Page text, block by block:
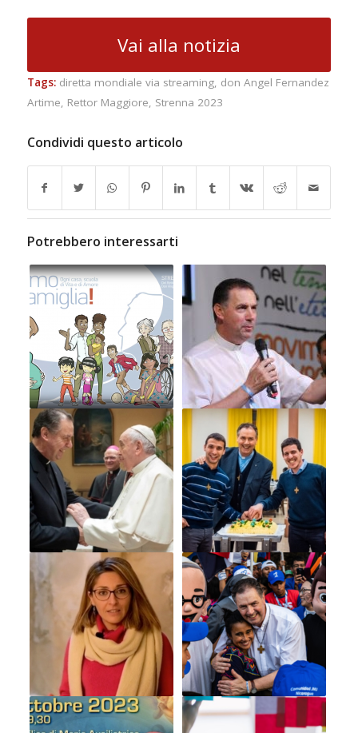
Vai alla notizia
Tags: diretta mondiale via streaming, don Angel Fernandez
Artime, Rettor Maggiore, Strenna 2023
Condividi questo articolo
Potrebbero interessarti